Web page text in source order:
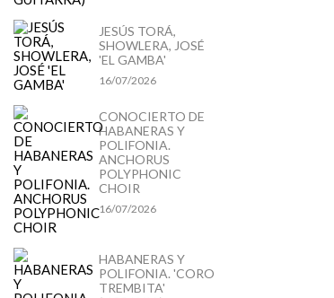
JESÚS TORÁ,
SHOWLERA, JOSÉ
'EL GAMBA'
16/07/2026
CONOCIERTO DE
HABANERAS Y
POLIFONIA.
ANCHORUS
POLYPHONIC
CHOIR
16/07/2026
HABANERAS Y
POLIFONIA. 'CORO
TREMBITA'